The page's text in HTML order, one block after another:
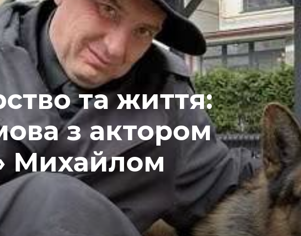
та життя:
з актором
Михайлом